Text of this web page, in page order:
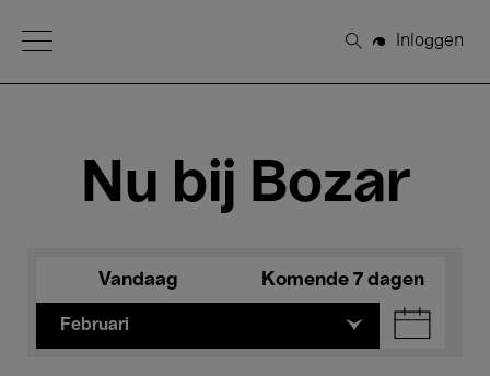
Open Menu
Zoeken
Inloggen
Nu bij Bozar
Vandaag Komende 7 dagen
Februari